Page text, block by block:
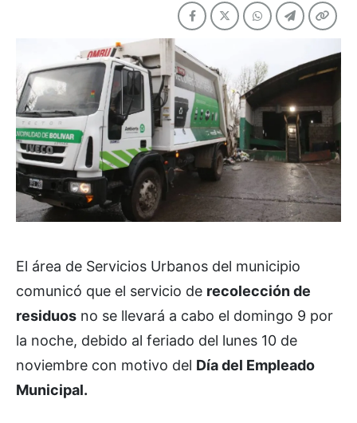
El área de Servicios Urbanos del municipio
comunicó que el servicio de recolección de
residuos no se llevará a cabo el domingo 9 por
la noche, debido al feriado del lunes 10 de
noviembre con motivo del Día del Empleado
Municipal.